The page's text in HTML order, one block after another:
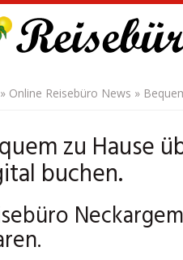
» Online Reisebüro News »
zu Hause
buchen.